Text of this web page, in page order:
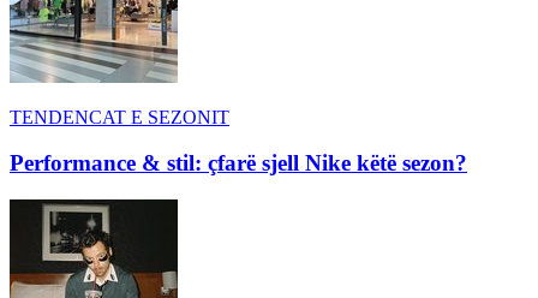
TENDENCAT E SEZONIT
Performance & stil: çfarë sjell Nike këtë sezon?